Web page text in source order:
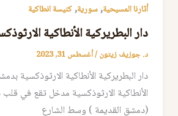
أثارنا المسيحية,سورية,كنيسة انطاكية
دار البطريركية الأنطاكية
د. جوزيف زيتون/أغسطس 31, 2023
دار البطريركية الأنطاكية الارثوذكسية
الأنطاكية الارثوذكسية مدخل تقع في
(دمشق القديمة ) وسط الشارع